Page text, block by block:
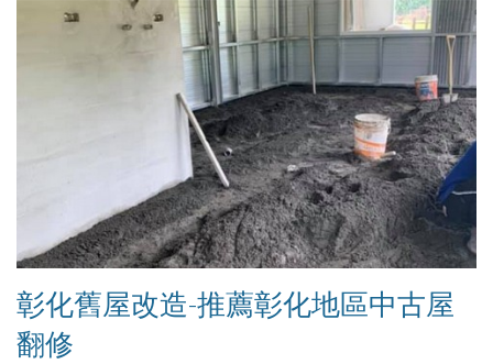
彰化舊屋改造-推薦彰化地區中古屋
翻修